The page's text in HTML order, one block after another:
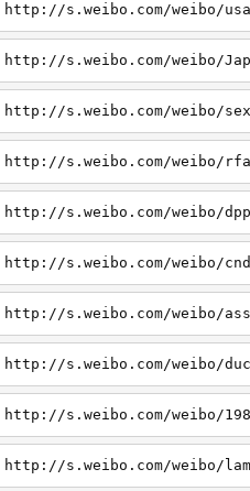
http://s.weibo.com/weibo/usa
http://s.weibo.com/weibo/Jap
http://s.weibo.com/weibo/sex
http://s.weibo.com/weibo/rfa
http://s.weibo.com/weibo/dpp
http://s.weibo.com/weibo/cnd
http://s.weibo.com/weibo/ass
http://s.weibo.com/weibo/
http://s.weibo.com/weibo/
http://s.weibo.com/weibo/